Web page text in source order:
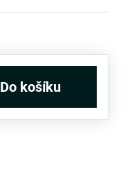
Do košíku